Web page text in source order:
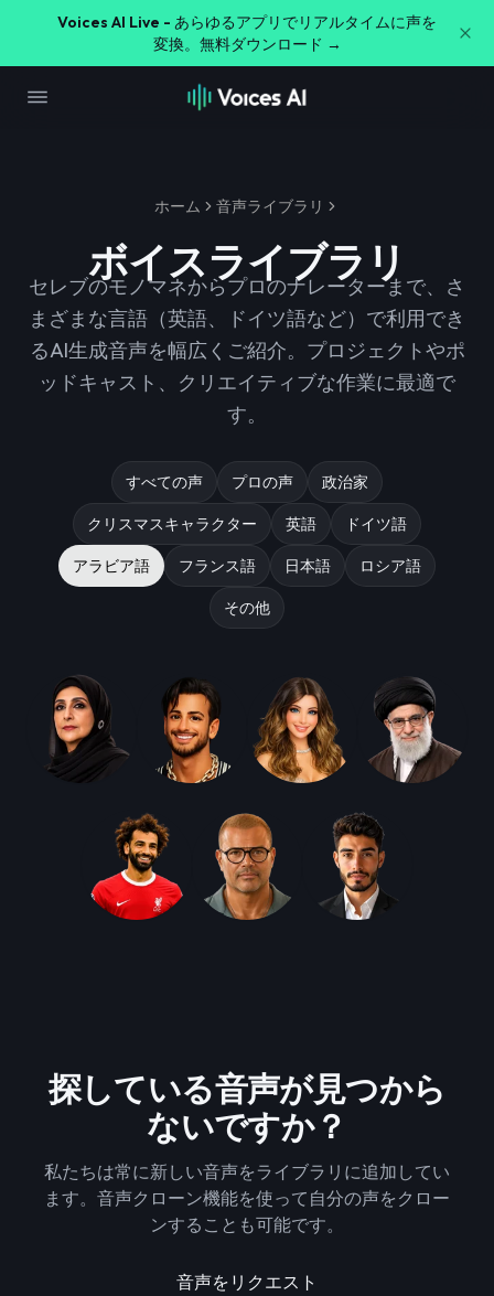
Voices AI Live - あらゆるアプリでリアルタイムに声を
変換。無料ダウンロード →
ホーム 音声ライブラリ
ボイスライブラリ
セレブのモノマネからプロのナレーターまで、さ
まざまな言語（英語、ドイツ語など）で利用でき
るAI生成音声を幅広くご紹介。プロジェクトやポ
ッドキャスト、クリエイティブな作業に最適で
す。
すべての声 プロの声 政治家
クリスマスキャラクター 英語 ドイツ語
アラビア語 フランス語 日本語 ロシア語
その他
探している音声が見つから
ないですか？
私たちは常に新しい音声をライブラリに追加してい
ます。音声クローン機能を使って自分の声をクロー
ンすることも可能です。
音声をリクエスト